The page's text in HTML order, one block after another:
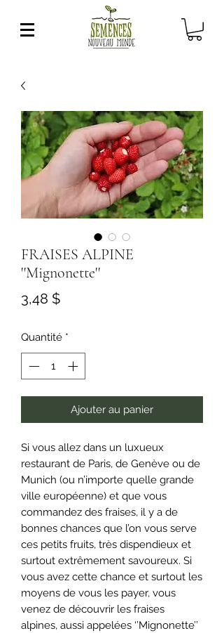
FRAISES ALPINE
''Mignonette''
3,48 $Prix
Quantité *
Ajouter au panier
Si vous allez dans un luxueux
restaurant de Paris, de Genève ou de
Munich (ou n’importe quelle grande
ville européenne) et que vous
commandez des fraises, il y a de
bonnes chances que l’on vous serve
ces petits fruits, très dispendieux et
surtout extrêmement savoureux. Si
vous avez cette chance et surtout les
moyens de vous les payer, vous
venez de découvrir les fraises
alpines, aussi appelées ‘’Mignonette’’